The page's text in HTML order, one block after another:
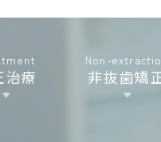
治療
Non-
非抜歯矯